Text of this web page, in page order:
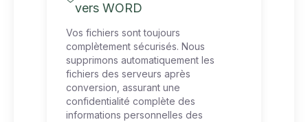
vers WORD
Vos fichiers sont toujours
complètement sécurisés. Nous
supprimons automatiquement les
fichiers des serveurs après
conversion, assurant une
confidentialité complète des
informations personnelles des